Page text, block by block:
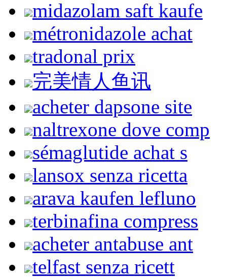
midazolam saft kaufe
métronidazole achat
tradonal prix
完美情人鱼讯
acheter dapsone site
naltrexone dove comp
sémaglutide achat s
lansox senza ricetta
arava kaufen lefluno
terbinafina compress
acheter antabuse ant
telfast senza ricett